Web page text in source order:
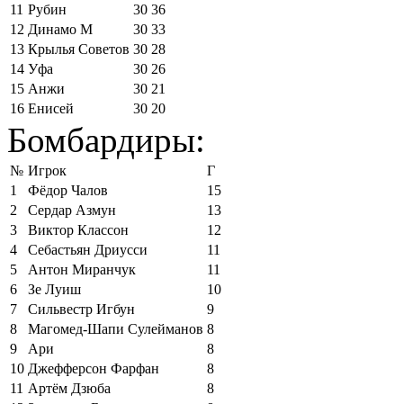
11 Рубин 30 36
12 Динамо М 30 33
13 Крылья Советов 30 28
14 Уфа 30 26
15 Анжи 30 21
16 Енисей 30 20
Бомбардиры:
№ Игрок
Г
1
Фёдор Чалов
15
2
Сердар Азмун
13
3
Виктор Классон
12
4
Себастьян Дриусси
11
5
Антон Миранчук
11
6
Зе Луиш
10
7
Сильвестр Игбун
9
8
Магомед-Шапи Сулейманов 8
9
Ари
8
10 Джефферсон Фарфан
8
11 Артём Дзюба
8